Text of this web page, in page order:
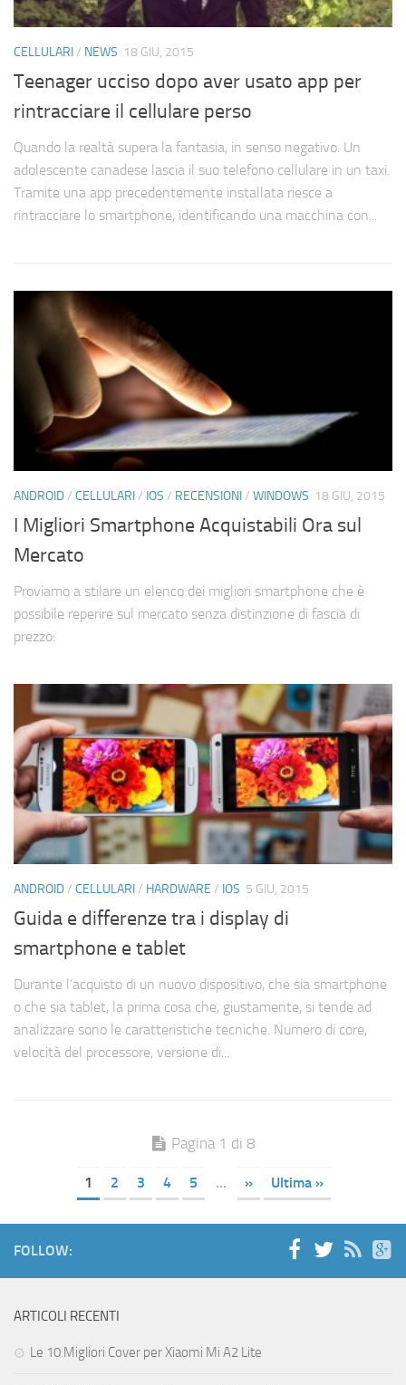
CELLULARI/ NEWS 18 GIU, 2015
Teenager ucciso dopo aver usato app per
rintracciare il cellulare perso
Quando la realtà supera la fantasia, in senso negativo. Un
adolescente canadese lascia il suo telefono cellulare in un taxi.
Tramite una app precedentemente installata riesce a
rintracciare lo smartphone, identificando una macchina con...
ANDROID/ CELLULARI/ IOS / RECENSIONI/ WINDOWS 18 GIU, 2015
I Migliori Smartphone Acquistabili Ora sul
Mercato
Proviamo a stilare un elenco dei migliori smartphone che è
possibile reperire sul mercato senza distinzione di fascia di
prezzo:
ANDROID/ CELLULARI/ HARDWARE / IOS 5 GIU, 2015
Guida e differenze tra i display di
smartphone e tablet
Durante l’acquisto di un nuovo dispositivo, che sia smartphone
o che sia tablet, la prima cosa che, giustamente, si tende ad
analizzare sono le caratteristiche tecniche. Numero di core,
velocità del processore, versione di...
Pagina 1 di 8
1 2 3 4 5 ... » Ultima »
FOLLOW:
ARTICOLI RECENTI
Le 10 Migliori Cover per Xiaomi Mi A2 Lite